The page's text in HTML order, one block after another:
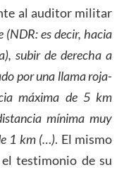
al auditor militar
(NDR: es decir, hacia
subir de derecha a
por una llama roja-
máxima de 5 km
mínima muy
1 km (…). El mismo
testimonio de su